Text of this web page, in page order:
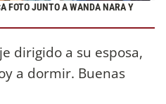
FOTO JUNTO A WANDA NARA Y
dirigido a su esposa,
a dormir. Buenas